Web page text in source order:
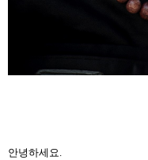
안녕하세요.